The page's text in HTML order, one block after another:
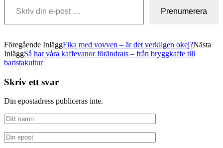
Prenumerera
Föregående InläggFika med vovven – är det verkligen okej?Nästa
InläggSå har våra kaffevanor förändrats – från bryggkaffe till
baristakultur
Skriv ett svar
Din epostadress publiceras inte.